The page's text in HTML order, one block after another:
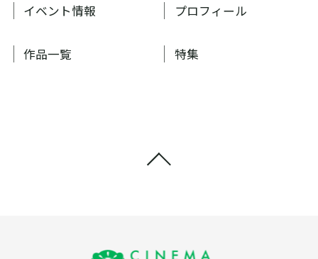
イベント情報 プロフィール
作品一覧 特集